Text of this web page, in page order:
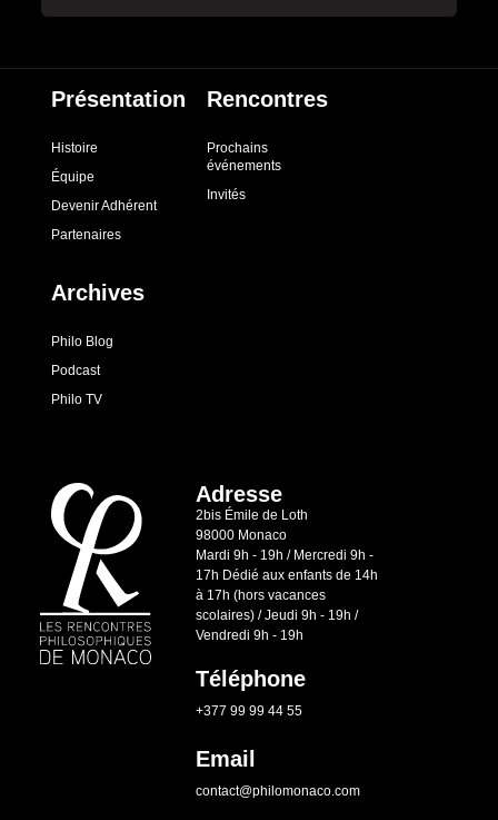
Présentation
Histoire
Équipe
Devenir Adhérent
Partenaires
Rencontres
Prochains
événements
Invités
Archives
Philo Blog
Podcast
Philo TV
Adresse
2bis Émile de Loth
98000 Monaco
Mardi 9h - 19h / Mercredi 9h -
17h Dédié aux enfants de 14h
à 17h (hors vacances
scolaires) / Jeudi 9h - 19h /
Vendredi 9h - 19h
Téléphone
+377 99 99 44 55
Email
contact@philomonaco.com